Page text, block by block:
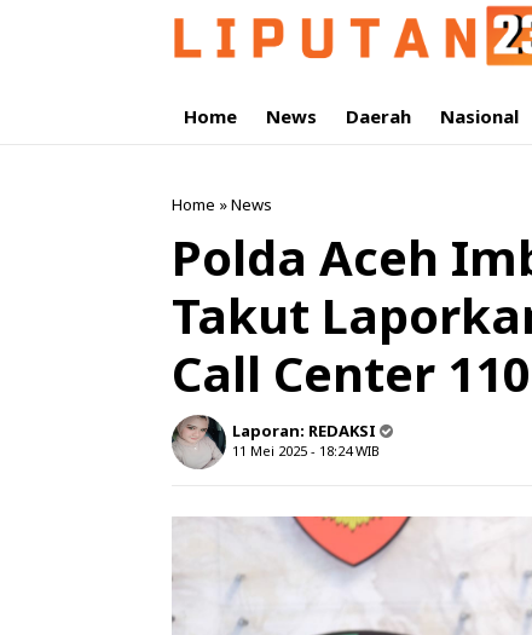
Home News Daerah Nasional
Home »News
Polda Aceh
Takut
Call Center
Laporan: REDAKSI
11 Mei 2025 - 18:24WIB